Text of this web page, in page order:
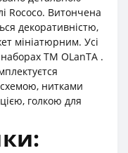
Rococo. Витончена
декоративністю,
мініатюрним. Усі
наборах ТМ OLanTА .
нитками
голкою для